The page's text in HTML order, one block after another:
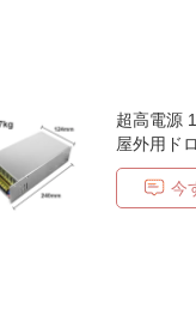
超高電源
屋外用ド
今